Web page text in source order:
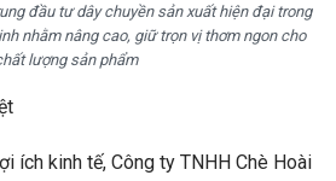
đầu tư dây chuyền sản xuất hiện đại trong
nhằm nâng cao, giữ trọn vị thơm ngon cho
lượng sản phẩm
ích kinh tế, Công ty TNHH Chè Hoài